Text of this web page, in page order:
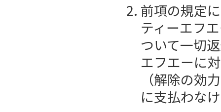
前項の規定
ティーエフ
ついて一切
エフエーに
（解除の効
に支払わな